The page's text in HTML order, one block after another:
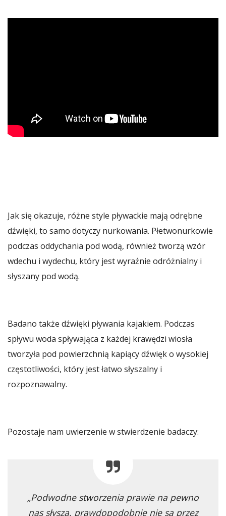
Jak się okazuje, różne style pływackie mają odrębne
dźwięki, to samo dotyczy nurkowania. Płetwonurkowie
podczas oddychania pod wodą, również tworzą wzór
wdechu i wydechu, który jest wyraźnie odróżnialny i
słyszany pod wodą.
Badano także dźwięki pływania kajakiem. Podczas
spływu woda spływająca z każdej krawędzi wiosła
tworzyła pod powierzchnią kapiący dźwięk o wysokiej
częstotliwości, który jest łatwo słyszalny i
rozpoznawalny.
Pozostaje nam uwierzenie w stwierdzenie badaczy:
„Podwodne stworzenia prawie na pewno
nas słyszą, prawdopodobnie nie są przez